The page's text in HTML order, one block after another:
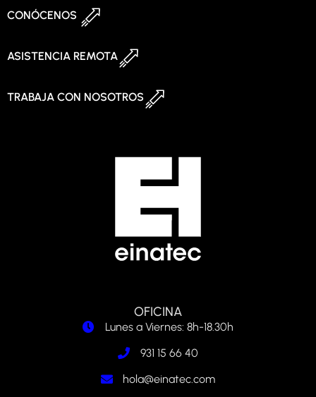
CONÓCENOS
ASISTENCIA REMOTA
TRABAJA CON NOSOTROS
OFICINA
Lunes a Viernes: 8h-18.30h
931 15 66 40
hola@einatec.com